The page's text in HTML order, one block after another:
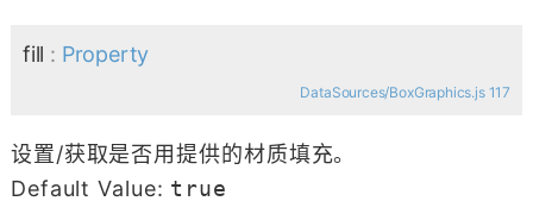
fill : Property
DataSources/BoxGraphics.js 117
设置/获取是否用提供的材质填充。
Default Value: true